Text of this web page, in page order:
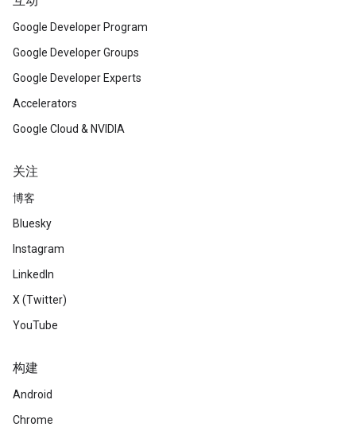
Google Developer Program
Google Developer Groups
Google Developer Experts
Accelerators
Google Cloud & NVIDIA
关注
博客
Bluesky
Instagram
LinkedIn
X (Twitter)
YouTube
构建
Android
Chrome